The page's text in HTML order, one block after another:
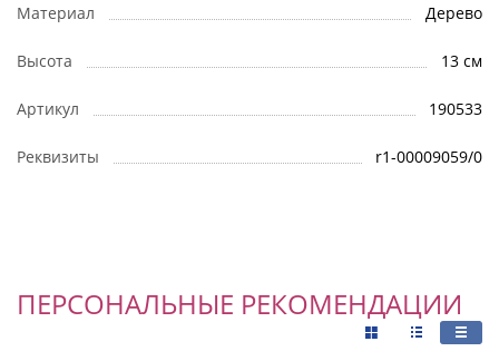
Материал Дерево
Высота 13 см
Артикул 190533
Реквизиты r1-00009059/0
ПЕРСОНАЛЬНЫЕ РЕКОМЕНДАЦИИ